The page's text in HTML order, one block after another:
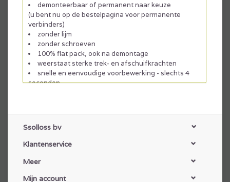
demonteerbaar of permanent naar keuze
(u bent nu op de bestelpagina voor permanente
verbinders)
zonder lijm
zonder schroeven
100% flat pack, ook na demontage
weerstaat sterke trek- en afschuifkrachten
snelle en eenvoudige voorbewerking - slechts 4
seconden
Ssolloss bv
Klantenservice
Meer
Mijn account